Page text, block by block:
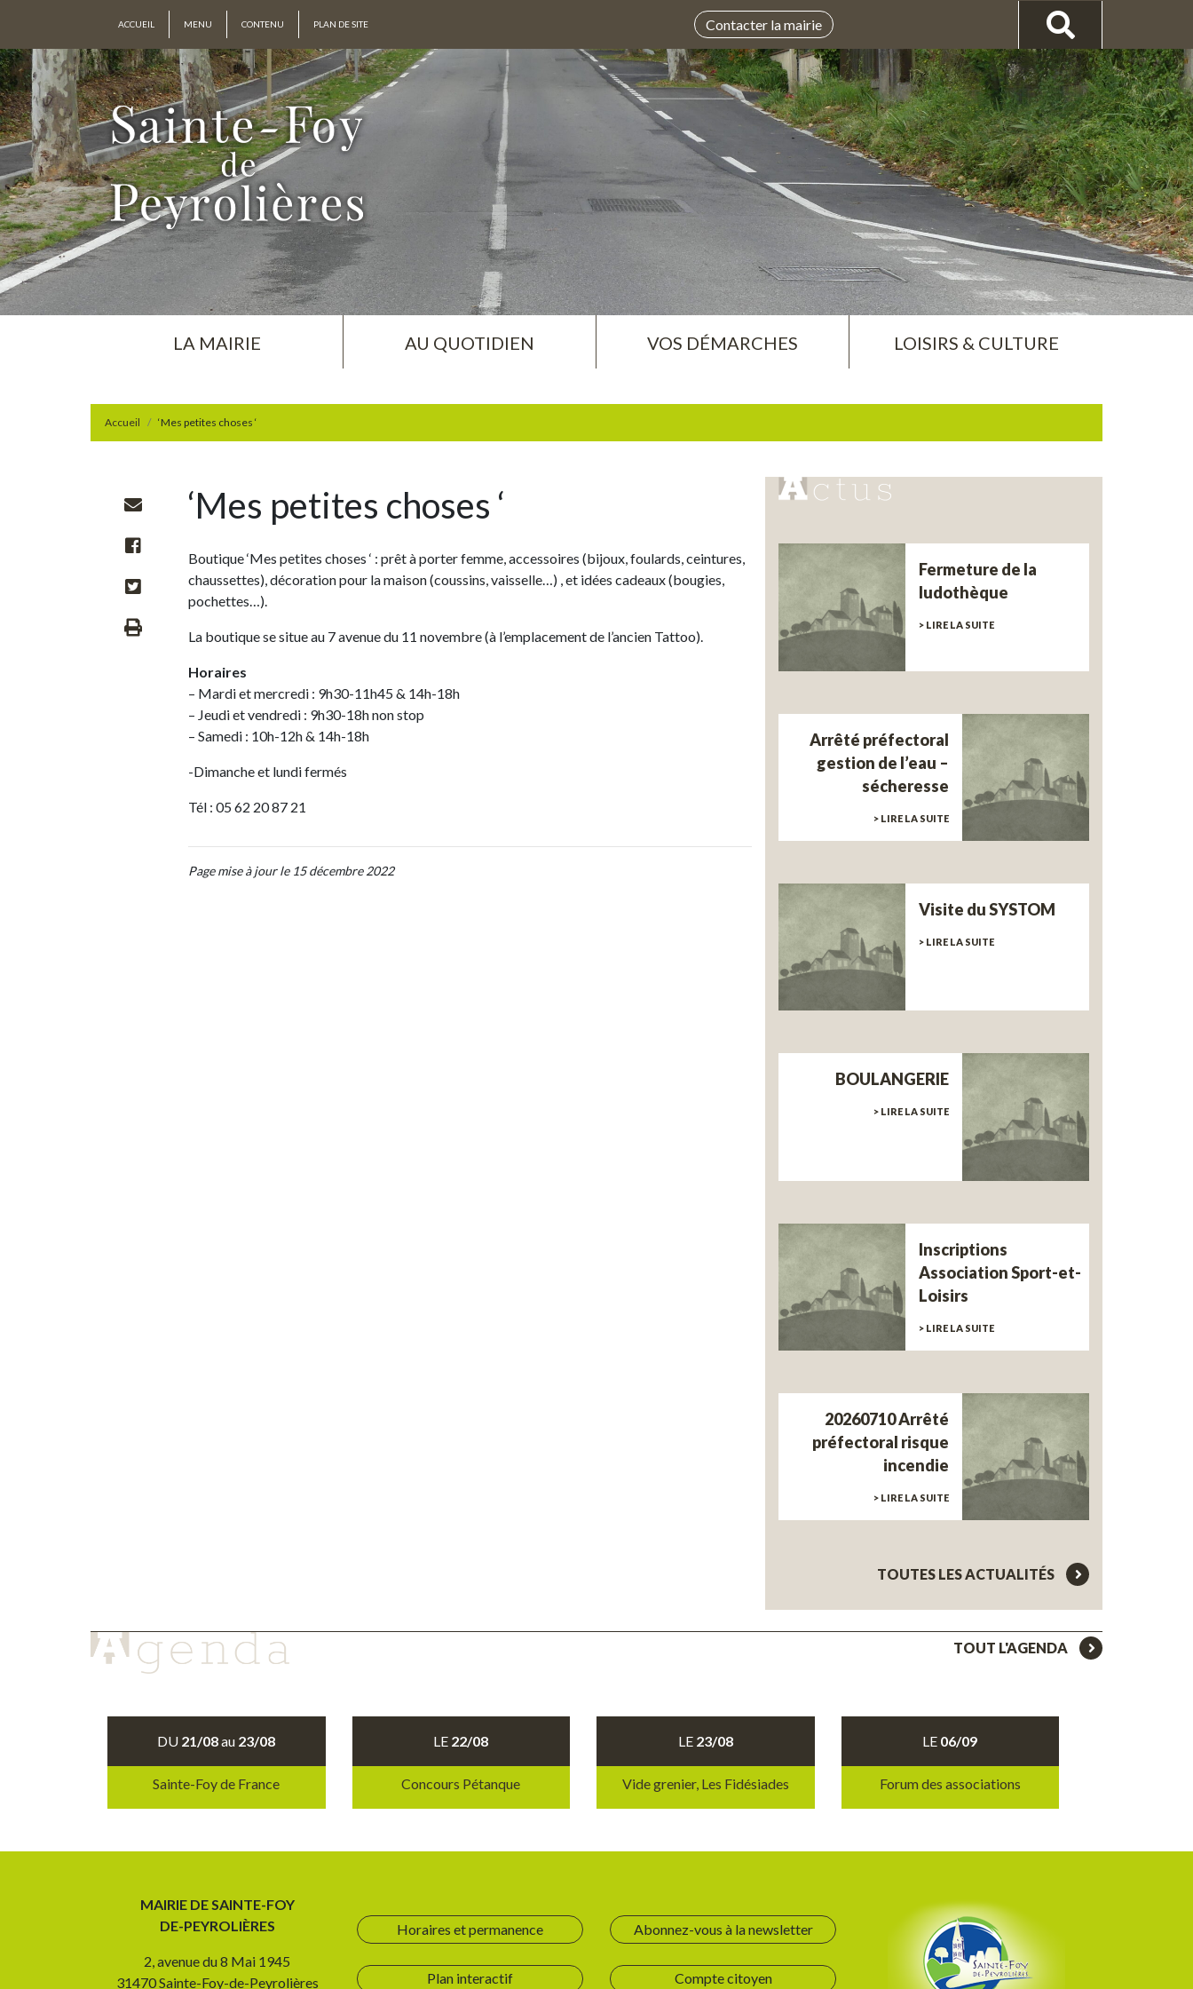
ACCUEIL MENU CONTENU PLAN DE SITE Contacter la mairie
LA MAIRIE AU QUOTIDIEN VOS DÉMARCHES LOISIRS & CULTURE
Accueil ‘Mes petites choses ‘
‘Mes petites choses ‘
Boutique ‘Mes petites choses ‘ : prêt à porter femme, accessoires (bijoux, foulards, ceintures,
chaussettes), décoration pour la maison (coussins, vaisselle…) , et idées cadeaux (bougies,
pochettes…).
La boutique se situe au 7 avenue du 11 novembre (à l’emplacement de l’ancien Tattoo).
Horaires
– Mardi et mercredi : 9h30-11h45 & 14h-18h
– Jeudi et vendredi : 9h30-18h non stop
– Samedi : 10h-12h & 14h-18h
-Dimanche et lundi fermés
Tél : 05 62 20 87 21
Page mise à jour le 15 décembre 2022
Fermeture de la
ludothèque
> LIRE LA SUITE
Arrêté préfectoral
gestion de l’eau –
sécheresse
> LIRE LA SUITE
Visite du SYSTOM
> LIRE LA SUITE
BOULANGERIE
> LIRE LA SUITE
Inscriptions
Association Sport-et-
Loisirs
> LIRE LA SUITE
20260710 Arrêté
préfectoral risque
incendie
> LIRE LA SUITE
TOUTES LES ACTUALITÉS
TOUT L'AGENDA
DU 21/08au 23/08
Sainte-Foy de France
LE 22/08
Concours Pétanque
LE 23/08
Vide grenier, Les Fidésiades
LE 06/09
Forum des associations
MAIRIE DE SAINTE-FOY
DE-PEYROLIÈRES
2, avenue du 8 Mai 1945
31470 Sainte-Foy-de-Peyrolières
Horaires et permanence
Plan interactif
Abonnez-vous à la newsletter
Compte citoyen